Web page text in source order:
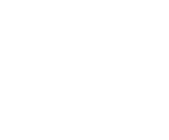
(RSIP) engine.